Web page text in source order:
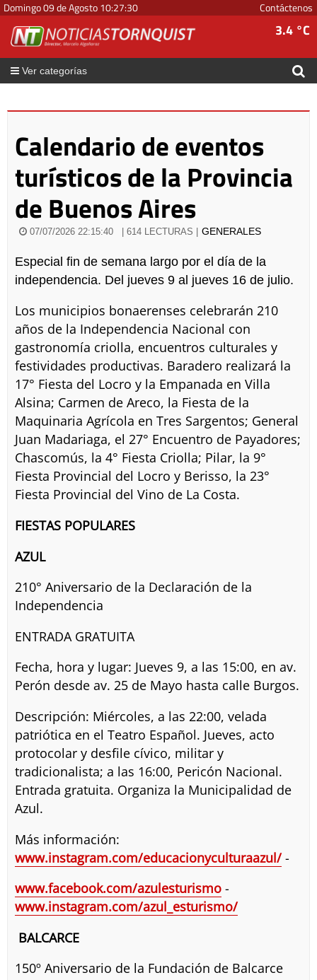
Domingo 09 de Agosto10:27:31 Contáctenos
3.4 °C
Ver categorías
Calendario de eventos
turísticos de la Provincia
de Buenos Aires
07/07/2026 22:15:40 | 614 LECTURAS | GENERALES
Especial fin de semana largo por el día de la
independencia. Del jueves 9 al jueves 16 de julio.
Los municipios bonaerenses celebrarán 210
años de la Independencia Nacional con
gastronomía criolla, encuentros culturales y
festividades productivas. Baradero realizará la
17° Fiesta del Locro y la Empanada en Villa
Alsina; Carmen de Areco, la Fiesta de la
Maquinaria Agrícola en Tres Sargentos; General
Juan Madariaga, el 27° Encuentro de Payadores;
Chascomús, la 4° Fiesta Criolla; Pilar, la 9°
Fiesta Provincial del Locro y Berisso, la 23°
Fiesta Provincial del Vino de La Costa.
FIESTAS POPULARES
AZUL
210° Aniversario de la Declaración de la
Independencia
ENTRADA GRATUITA
Fecha, hora y lugar: Jueves 9, a las 15:00, en av.
Perón desde av. 25 de Mayo hasta calle Burgos.
Descripción: Miércoles, a las 22:00, velada
patriótica en el Teatro Español. Jueves, acto
protocolar y desfile cívico, militar y
tradicionalista; a las 16:00, Pericón Nacional.
Entrada gratuita. Organiza la Municipalidad de
Azul.
Más información:
www.instagram.com/educacionyculturaazul/-
www.facebook.com/azulesturismo-
www.instagram.com/azul_esturismo/
BALCARCE
150º Aniversario de la Fundación de Balcarce